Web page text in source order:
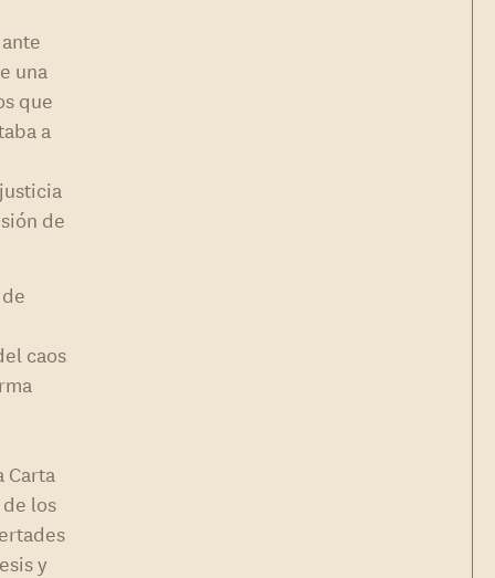
una
que
a
de
caos
los
y